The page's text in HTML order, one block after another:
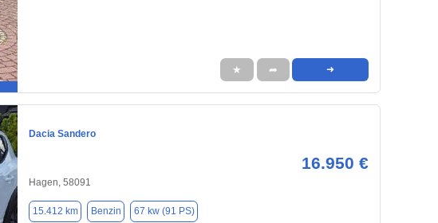
★ ➦ ➜
Dacia Sandero
16.950 €
Hagen, 58091
15.412 km Benzin 67 kw (91 PS)